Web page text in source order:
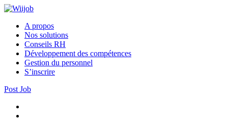
A propos
Nos solutions
Conseils RH
Développement des compétences
Gestion du personnel
S’inscrire
Post Job